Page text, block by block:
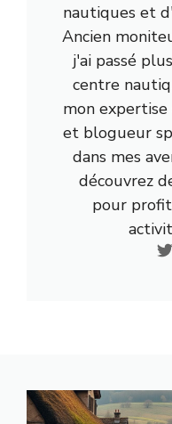
nautiques et
Ancien
j'ai passé
centre
mon
et blogueur
dans mes
découvrez
pour